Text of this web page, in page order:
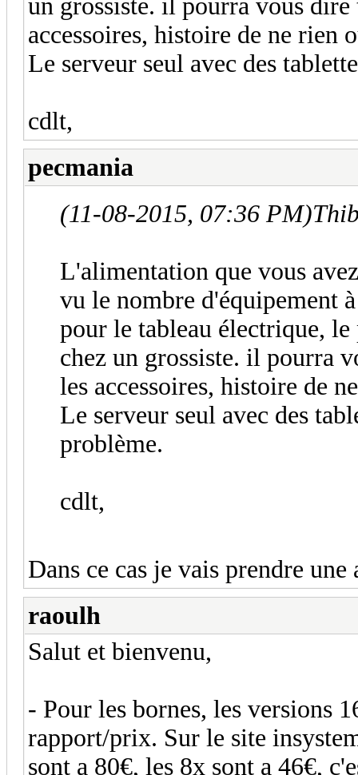
un grossiste. il pourra vous
accessoires, histoire de ne rien
Le serveur seul avec des
cdlt,
pecmania
(11-08-2015, 07:36 PM)
L'alimentation que vous
vu le nombre d'équipement
pour le tableau électrique,
chez un grossiste. il pourra
les accessoires, histoire de
Le serveur seul avec des
problème.
cdlt,
Dans ce cas je vais prendre
raoulh
Salut et bienvenu,
- Pour les bornes, les versions
rapport/prix. Sur le site
sont a 80€, les 8x sont a 46€,